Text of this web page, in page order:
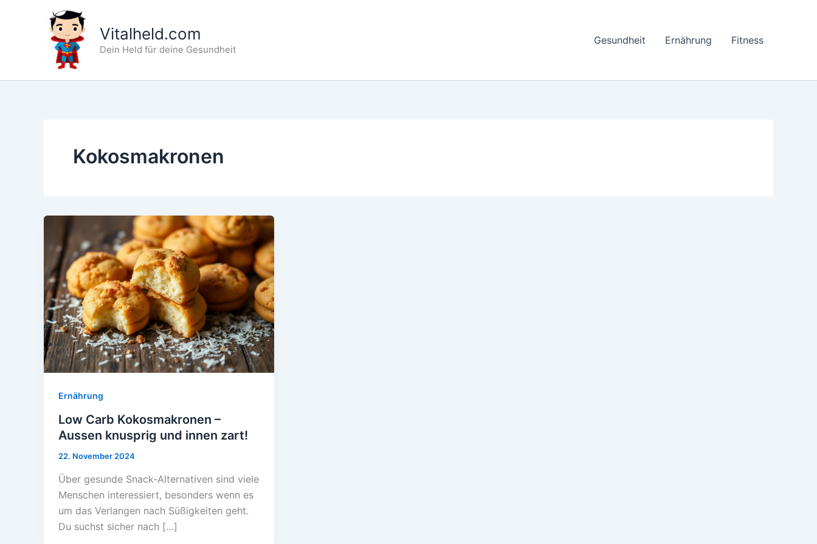
Vitalheld.com
Dein Held für deine Gesundheit
Gesundheit Ernährung Fitness
Kokosmakronen
Ernährung
Low Carb Kokosmakronen –
Aussen knusprig und innen zart!
22. November 2024
Über gesunde Snack-Alternativen sind viele
Menschen interessiert, besonders wenn es
um das Verlangen nach Süßigkeiten geht.
Du suchst sicher nach […]